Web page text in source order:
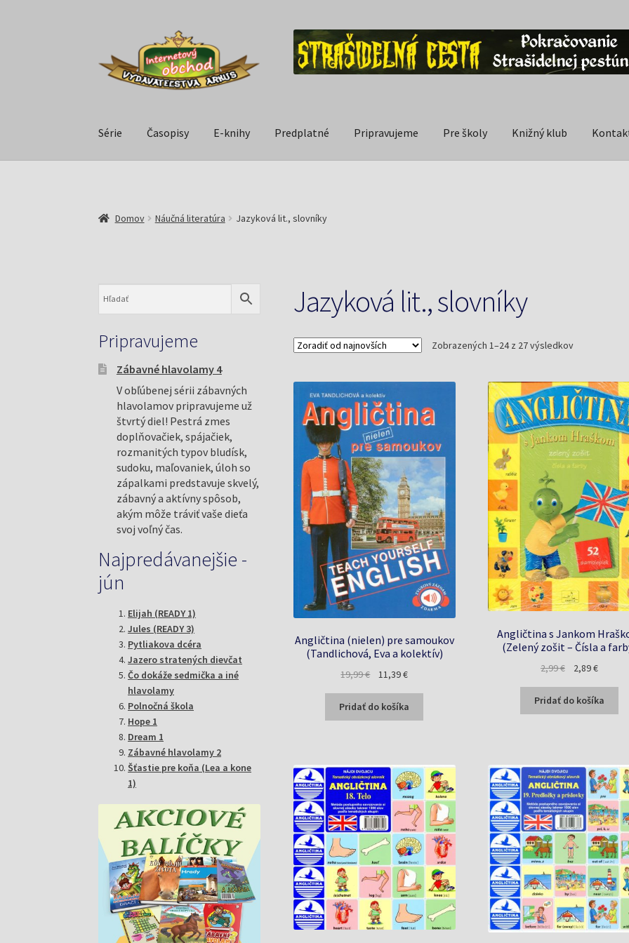
Série Časopisy E-knihy Predplatné Pripravujeme Pre školy Knižný klub
Domov Náučná literatúra Jazyková lit., slovníky
Jazyková lit., slovníky
Zobrazených 1–24 z 27 výsledkovZoradené
Angličtina (nielen) pre samoukov
(Tandlichová, Eva a kolektív)
19,99€
Pôvodná
bola:
19,99 €.
11,39€Aktuálna
je:
11,39 €.
Pridať do košíka
Angličtina s Jankom
(Zelený zošit – Čísla a
2,99€
Pôvodná
bola:
2,99 €.
2,89€Aktuálna
je:
2,89 €.
Pridať do košíka
Pripravujeme
Zábavné hlavolamy 4
V obľúbenej sérii zábavných
hlavolamov pripravujeme už
štvrtý diel! Pestrá zmes
doplňovačiek, spájačiek,
rozmanitých typov bludísk,
sudoku, maľovaniek, úloh so
zápalkami predstavuje skvelý,
zábavný a aktívny spôsob,
akým môže tráviť vaše dieťa
svoj voľný čas.
Najpredávanejšie -
jún
Elijah (READY 1)
Jules (READY 3)
Pytliakova dcéra
Jazero stratených dievčat
Čo dokáže sedmička a iné
hlavolamy
Polnočná škola
Hope 1
Dream 1
Zábavné hlavolamy 2
Šťastie pre koňa (Lea a kone
1)